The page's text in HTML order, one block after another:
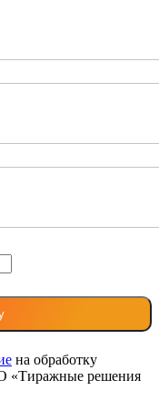
на обработку
«Тиражные решения